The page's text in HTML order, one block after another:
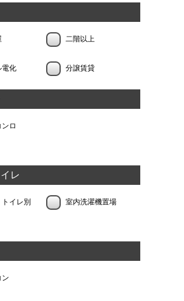
二階以上
電化 分譲賃貸
ンロ
レ
イレ別 室内洗濯機置場
ン